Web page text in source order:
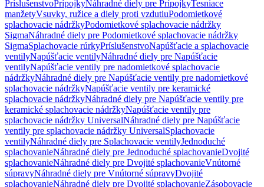
PríslušenstvoPrípojkyNáhradné diely pre PrípojkyTesniace
manžetyVsuvky, ružice a diely proti vzdutiuPodomietkové
splachovacie nádržkyPodomietkové splachovacie nádržky
SigmaNáhradné diely pre Podomietkové splachovacie nádržky
SigmaSplachovacie rúrkyPríslušenstvoNapúšťacie a splachovacie
ventilyNapúšťacie ventilyNáhradné diely pre Napúšťacie
ventilyNapúšťacie ventily pre nadomietkové splachovacie
nádržkyNáhradné diely pre Napúšťacie ventily pre nadomietkové
splachovacie nádržkyNapúšťacie ventily pre keramické
splachovacie nádržkyNáhradné diely pre Napúšťacie ventily pre
keramické splachovacie nádržkyNapúšťacie ventily pre
splachovacie nádržky UniversalNáhradné diely pre Napúšťacie
ventily pre splachovacie nádržky UniversalSplachovacie
ventilyNáhradné diely pre Splachovacie ventilyJednoduché
splachovanieNáhradné diely pre Jednoduché splachovanieDvojité
splachovanieNáhradné diely pre Dvojité splachovanieVnútorné
súpravyNáhradné diely pre Vnútorné súpravyDvojité
splachovanieNáhradné diely pre Dvojité splachovanieZásobovacie